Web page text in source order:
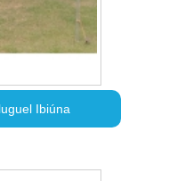
Ibiúna